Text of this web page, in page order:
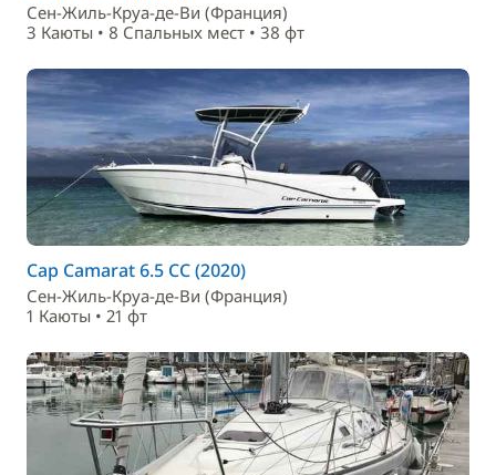
Сен-Жиль-Круа-де-Ви (Франция)
3 Каюты • 8 Спальныx мест • 38 фт
Cap Camarat 6.5 CC (2020)
Сен-Жиль-Круа-де-Ви (Франция)
1 Каюты • 21 фт